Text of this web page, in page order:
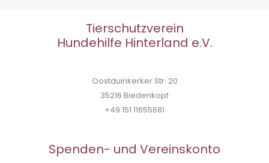
Tierschutzverein
Hundehilfe Hinterland e.V.
Oostduinkerker Str. 20
35216 Biedenkopf
+49 151 11655681
Spenden- und Vereinskonto